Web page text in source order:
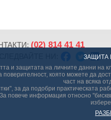
ЗАЩИТА
и защитата на личните данни на
която можете да
част на всяка
за да подобри практическата
повече информация относно
(02) 814 41 41